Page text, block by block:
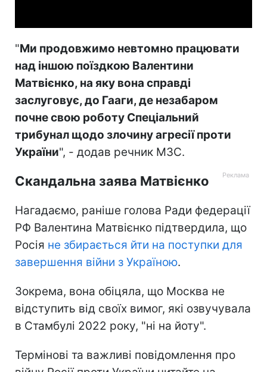
"Ми продовжимо невтомно працювати
над іншою поїздкою Валентини
Матвієнко, на яку вона справді
заслуговує, до Гааги, де незабаром
почне свою роботу Спеціальний
трибунал щодо злочину агресії проти
України", - додав речник МЗС.
Скандальна заява Матвієнко
Нагадаємо, раніше голова Ради федерації
РФ Валентина Матвієнко підтвердила, що
Росія не збирається йти на поступки для
завершення війни з Україною.
Зокрема, вона обіцяла, що Москва не
відступить від своїх вимог, які озвучувала
в Стамбулі 2022 року, "ні на йоту".
Термінові та важливі повідомлення про